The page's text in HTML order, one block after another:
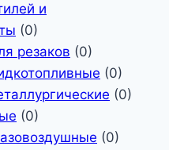
и
(0)
резаков (0)
(0)
(0)
(0)
(0)